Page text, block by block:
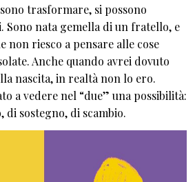
trasformare, si possono
Sono nata gemella di un fratello, e
non riesco a pensare alle cose
Anche quando avrei dovuto
nascita, in realtà non lo ero.
a vedere nel “due” una possibilità:
di sostegno, di scambio.